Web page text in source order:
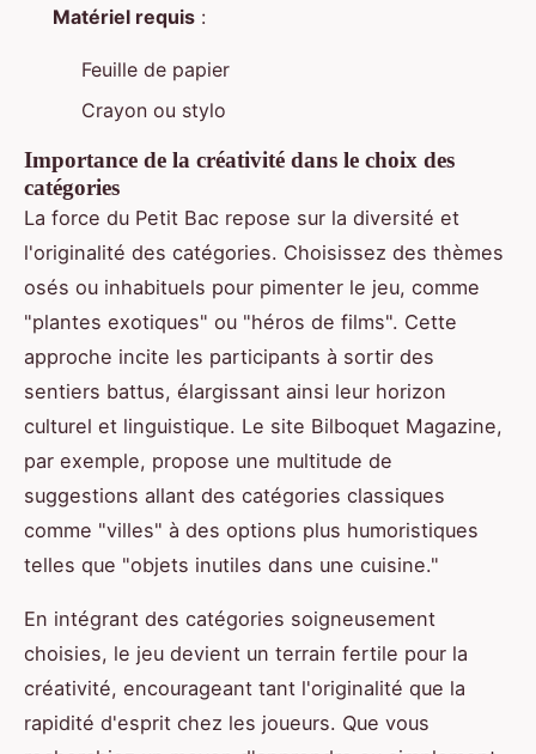
Matériel requis :
Feuille de papier
Crayon ou stylo
Importance de la créativité dans le choix des
catégories
La force du Petit Bac repose sur la diversité et
l'originalité des catégories. Choisissez des thèmes
osés ou inhabituels pour pimenter le jeu, comme
"plantes exotiques" ou "héros de films". Cette
approche incite les participants à sortir des
sentiers battus, élargissant ainsi leur horizon
culturel et linguistique. Le site Bilboquet Magazine,
par exemple, propose une multitude de
suggestions allant des catégories classiques
comme "villes" à des options plus humoristiques
telles que "objets inutiles dans une cuisine."
En intégrant des catégories soigneusement
choisies, le jeu devient un terrain fertile pour la
créativité, encourageant tant l'originalité que la
rapidité d'esprit chez les joueurs. Que vous